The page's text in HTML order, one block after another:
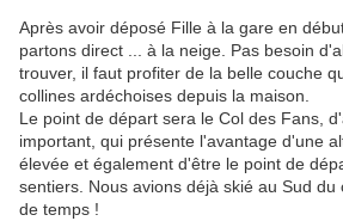
Après avoir déposé Fille à la gare en
partons direct ... à la neige. Pas besoin
trouver, il faut profiter de la belle couche
collines ardéchoises depuis la maison.
Le point de départ sera le Col des Fans,
important, qui présente l'avantage d'une
élevée et également d'être le point de
sentiers. Nous avions déjà skié au Sud du
de temps !